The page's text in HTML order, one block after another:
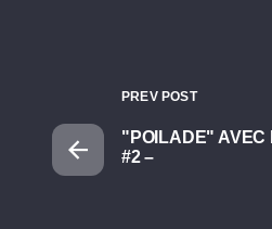
PREV POST
"POILADE" AVEC
#2 –